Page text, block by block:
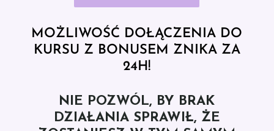
MOŻLIWOŚĆ DOŁĄCZENIA DO
KURSU Z BONUSEM ZNIKA ZA
24H!
NIE POZWÓL, BY BRAK
DZIAŁANIA SPRAWIŁ, ŻE